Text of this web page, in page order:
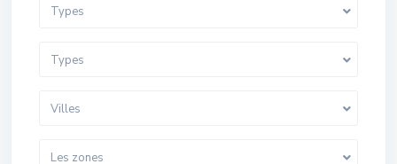
Types
Types
Villes
Les zones